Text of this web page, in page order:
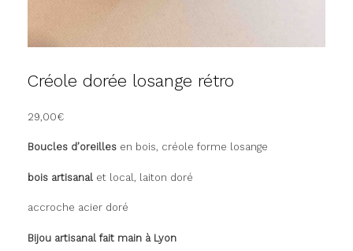
Créole dorée losange rétro
29,00€
Boucles d’oreilles en bois, créole forme losange
bois artisanal et local, laiton doré
accroche acier doré
Bijou artisanal fait main à Lyon